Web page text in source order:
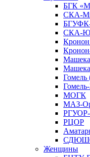
БГК
СКА-
СКА-
МОГК
МАЗ-
РГУОР-
РЦОР
Женщины